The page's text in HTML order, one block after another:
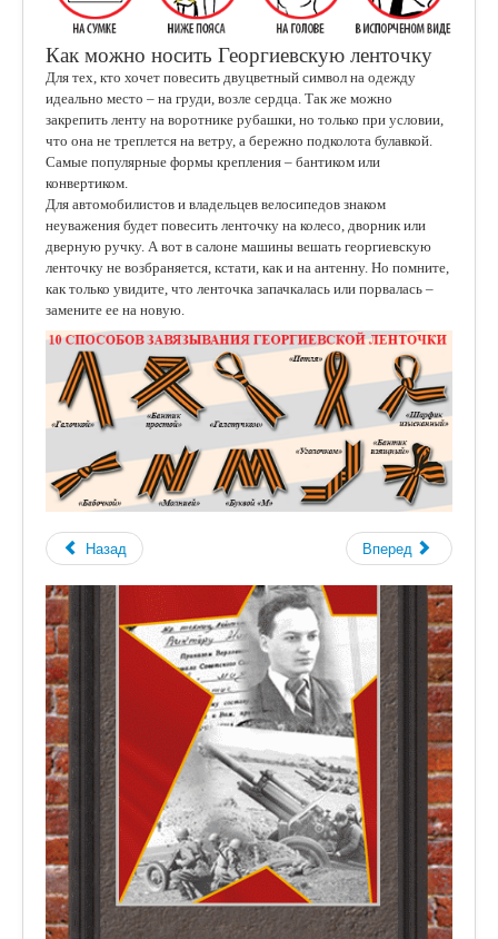
Как можно носить Георгиевскую ленточку
Для тех, кто хочет повесить двуцветный символ на одежду
идеально место – на груди, возле сердца. Так же можно
закрепить ленту на воротнике рубашки, но только при условии,
что она не треплется на ветру, а бережно подколота булавкой.
Самые популярные формы крепления – бантиком или
конвертиком.
Для автомобилистов и владельцев велосипедов знаком
неуважения будет повесить ленточку на колесо, дворник или
дверную ручку. А вот в салоне машины вешать георгиевскую
ленточку не возбраняется, кстати, как и на антенну. Но помните,
как только увидите, что ленточка запачкалась или порвалась –
замените ее на новую.
Назад Вперед